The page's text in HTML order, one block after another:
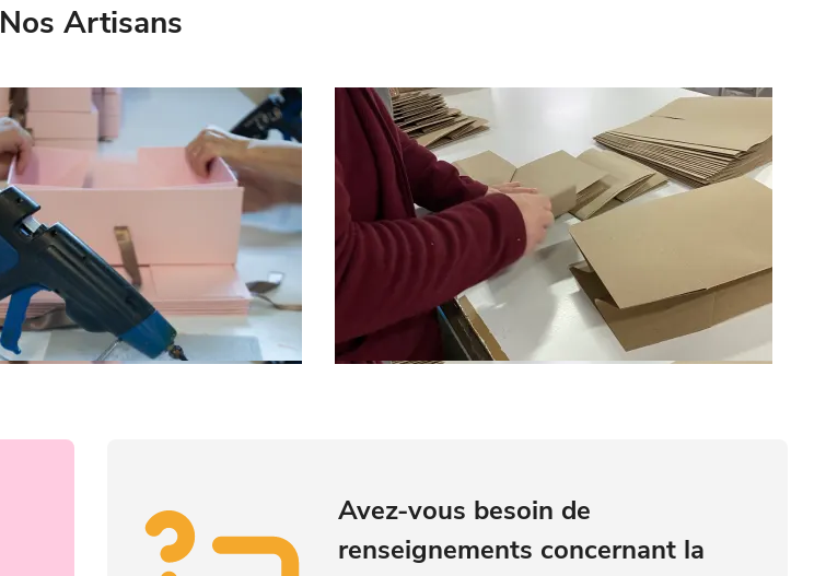
Nos Artisans
Avez-vous besoin de
renseignements concernant la